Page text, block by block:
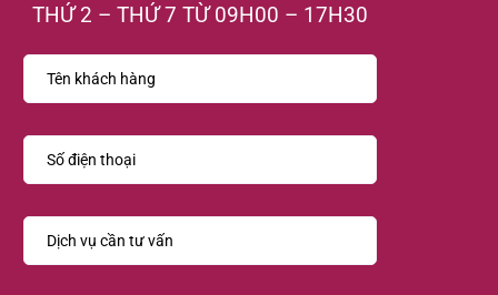
THỨ 2 – THỨ 7 TỪ 09H00 – 17H30